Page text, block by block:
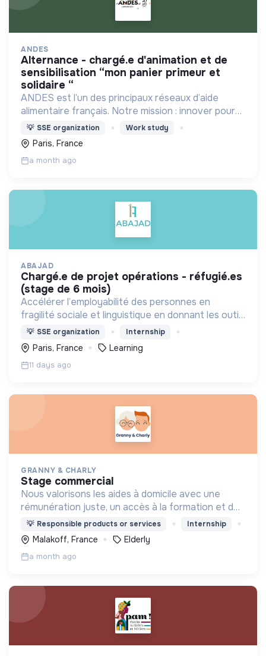
ANDES
alternance - chargé.e d'animation et de
sensibilisation “mon panier primeur et
solidaire “
ANDES est l’un des principaux réseaux d’aide
alimentaire français. Notre mission : innover pour
l’insertion durable autour d’une alimentation de
qualité pour tous.
💡 SSE organization Work study
Paris, France
a month ago
ABAJAD
chargé.e de projet opérations - réfugié.es
(stage de 6 mois)
Accélérer l’employabilité des personnes en
fragilité sociale et linguistique en donnant les outils
de formation et en offrant un accompagnement,
pour permettre leur autonomie.
💡 SSE organization Internship
Paris, France Learning
11 days ago
GRANNY & CHARLY
stage commercial
Nous valorisons les aides à domicile avec une
rémunération juste, un accès à la formation et des
offres adaptées à leur emploi du temps.
💡 Responsible products or services Internship
Malakoff, France Elderly
a month ago